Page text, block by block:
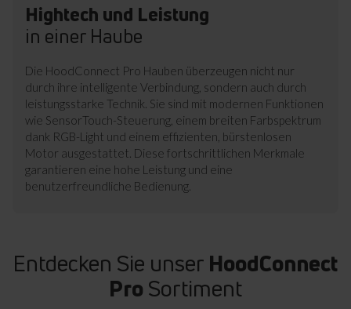
​Hightech und Leistung
​in einer Haube
Die HoodConnect Pro Hauben überzeugen nicht nur
durch ihre intelligente Verbindung, sondern auch durch
leistungsstarke Technik. Sie sind mit modernen Funktionen
wie SensorTouch-Steuerung, einem breiten Farbspektrum
dank RGB-Light und einem effizienten, bürstenlosen
Motor ausgestattet. Diese fortschrittlichen Merkmale
garantieren eine hohe Leistung und eine
benutzerfreundliche Bedienung.
Entdecken Sie unser HoodConnect
Pro Sortiment